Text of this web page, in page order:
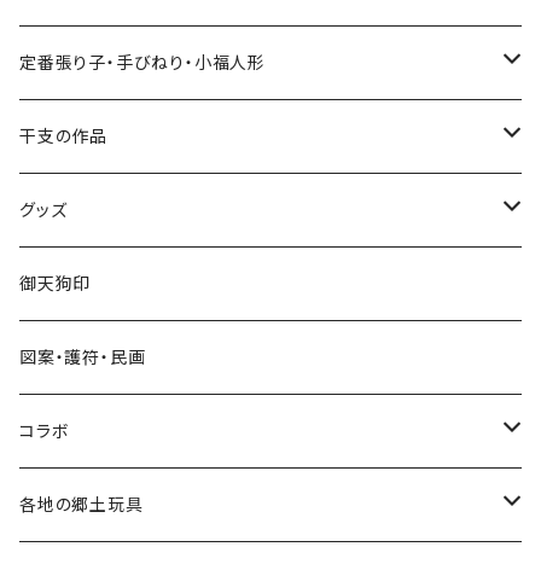
張り子
手びねり人形
グッズ
定番張り子・手びねり・小福人形
張り子
手びねり人形・小福人形
干支の作品
張り子
手びねり人形
グッズ
コラボ
グッズ
キーホルダー
シール
遠州綿紬ハンカチ
注染そめ手ぬぐい
御天狗印
図案・護符・民画
コラボ
＜遠州綿紬＞ハンカチ
各地の郷土玩具